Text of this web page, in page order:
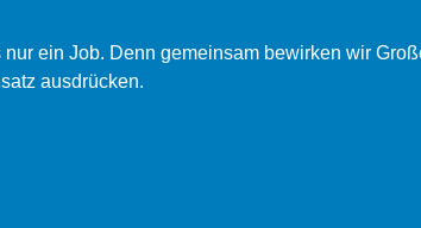
ein Job. Denn gemeinsam bewirken wir
ausdrücken.